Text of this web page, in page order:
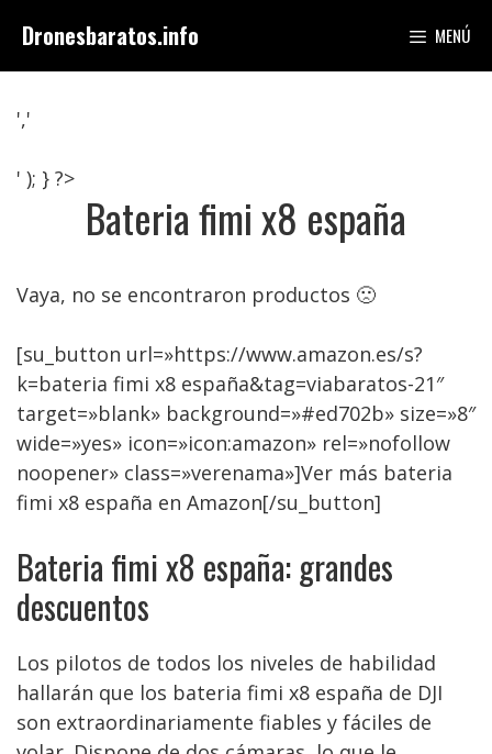
contenido
Dronesbaratos.info MENÚ
','
' ); } ?>
Bateria fimi x8 españa
Vaya, no se encontraron productos 🙁
[su_button url=»https://www.amazon.es/s?
k=bateria fimi x8 españa&tag=viabaratos-21″
target=»blank» background=»#ed702b» size=»8″
wide=»yes» icon=»icon:amazon» rel=»nofollow
noopener» class=»verenama»]Ver más bateria
fimi x8 españa en Amazon[/su_button]
Bateria fimi x8 españa: grandes
descuentos
Los pilotos de todos los niveles de habilidad
hallarán que los bateria fimi x8 españa de DJI
son extraordinariamente fiables y fáciles de